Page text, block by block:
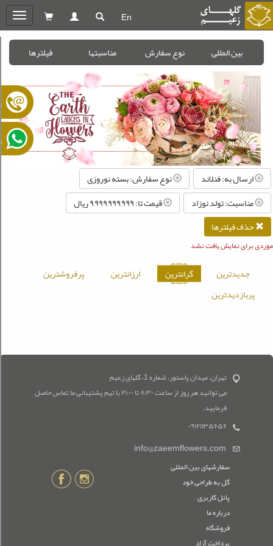
En
بین المللی نوع سفارش مناسبتها فیلترها
ارسال به: فنلاند
نوع سفارش: بسته نوروزی
مناسبت: تولد نوزاد
قیمت تا: ۹,۹۹۹,۹۹۹,۹۹۹ ريال
حذف فیلترها
موردی برای نمایش یافت نشد
جدیدترین گرانترین ارزانترین
پرفروشترین
پربازدیدترین
تهران، میدان پاستور، شماره 1، گلهای زعیم
می توانید هر روز از ساعت ۸:۳۰ تا ۲۱:۰۰ با تیم پشتیبانی ما تماس حاصل
فرمایید.
۰۹۱۲۱۱۳۵۶۵۶
info@zaeemflowers.com
سفارشهای بین المللی
گل به طراحی خود
پانل کاربری
درباره ما
فروشگاه
پرداخت آزاد